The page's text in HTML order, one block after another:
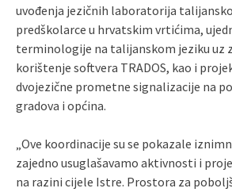
uvođenja jezičnih laboratorija
predškolarce u hrvatskim vrtićima,
terminologije na talijanskom jeziku uz
korištenje softvera TRADOS, kao i
dvojezične prometne signalizacije na
gradova i općina.
„Ove koordinacije su se pokazale
zajedno usuglašavamo aktivnosti i
na razini cijele Istre. Prostora za